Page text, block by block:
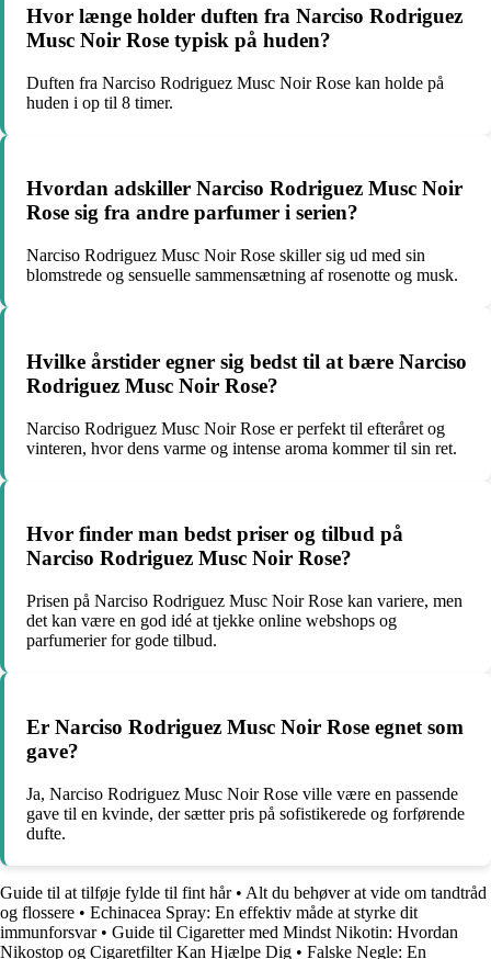
Hvor længe holder duften fra Narciso Rodriguez
Musc Noir Rose typisk på huden?
Duften fra Narciso Rodriguez Musc Noir Rose kan holde på
huden i op til 8 timer.
Hvordan adskiller Narciso Rodriguez Musc Noir
Rose sig fra andre parfumer i serien?
Narciso Rodriguez Musc Noir Rose skiller sig ud med sin
blomstrede og sensuelle sammensætning af rosenotte og musk.
Hvilke årstider egner sig bedst til at bære Narciso
Rodriguez Musc Noir Rose?
Narciso Rodriguez Musc Noir Rose er perfekt til efteråret og
vinteren, hvor dens varme og intense aroma kommer til sin ret.
Hvor finder man bedst priser og tilbud på
Narciso Rodriguez Musc Noir Rose?
Prisen på Narciso Rodriguez Musc Noir Rose kan variere, men
det kan være en god idé at tjekke online webshops og
parfumerier for gode tilbud.
Er Narciso Rodriguez Musc Noir Rose egnet som
gave?
Ja, Narciso Rodriguez Musc Noir Rose ville være en passende
gave til en kvinde, der sætter pris på sofistikerede og forførende
dufte.
Guide til at tilføje fylde til fint hår• Alt du behøver at vide om tandtråd
og flossere • Echinacea Spray: En effektiv måde at styrke dit
immunforsvar• Guide til Cigaretter med Mindst Nikotin: Hvordan
Nikostop og Cigaretfilter Kan Hjælpe Dig • Falske Negle: En